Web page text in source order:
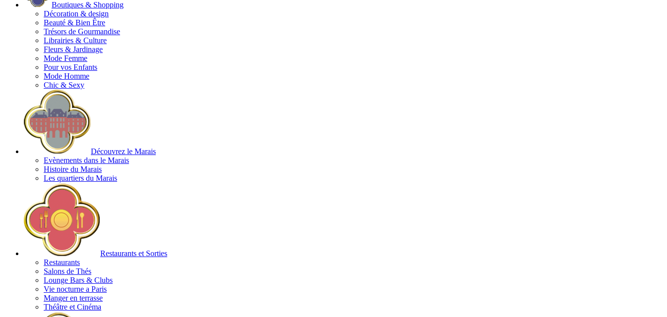
Boutiques & Shopping
Décoration & design
Beauté & Bien Être
Trésors de Gourmandise
Librairies & Culture
Fleurs & Jardinage
Mode Femme
Pour vos Enfants
Mode Homme
Chic & Sexy
Découvrez le Marais
Evènements dans le Marais
Histoire du Marais
Les quartiers du Marais
Restaurants et Sorties
Restaurants
Salons de Thés
Lounge Bars & Clubs
Vie nocturne a Paris
Manger en terrasse
Théâtre et Cinéma